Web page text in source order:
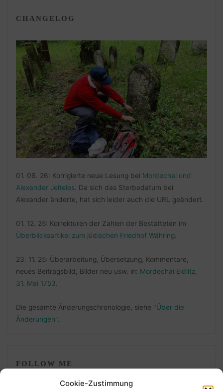
Cookie-Zustimmung
CHANGELOG
01. 06. 26: Korrigierte neue Lesung bei Mordechai und
Alexander Jeiteles. Da sich das Sterbedatum bei
Alexander änderte, hat sich leider auch die URL geändert.
01. 12. 25: Korrekturen der Zahlen der Bestatteten im
Überblicksartikel zum jüdischen Friedhof Währing.
23. 11. 25: Überarbeitung, Übersetzung, Kommentare,
neues Beitragsbild, Bilder neu usw. in: Mordechai Eidlitz,
31. Mai 1753.
Die gesamte Änderungschronologie, siehe "Über die
Änderungen".
FOLLOW ME